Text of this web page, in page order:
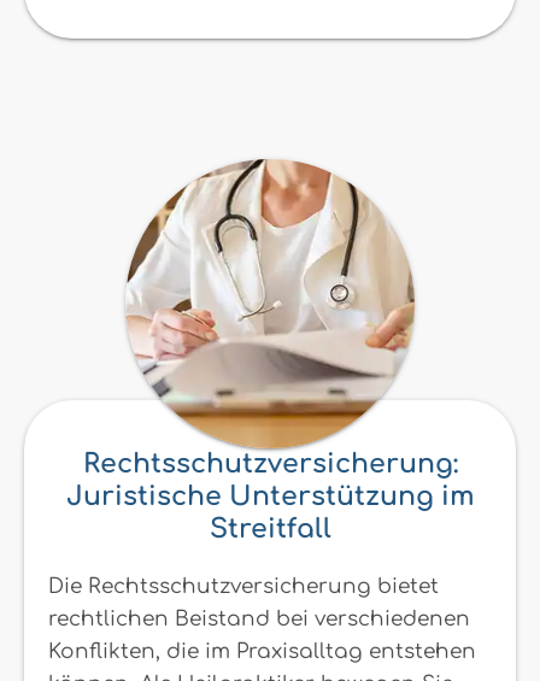
Rechtsschutzversicherung:
Juristische Unterstützung im
Streitfall
Die Rechtsschutzversicherung bietet
rechtlichen Beistand bei verschiedenen
Konflikten, die im Praxisalltag entstehen